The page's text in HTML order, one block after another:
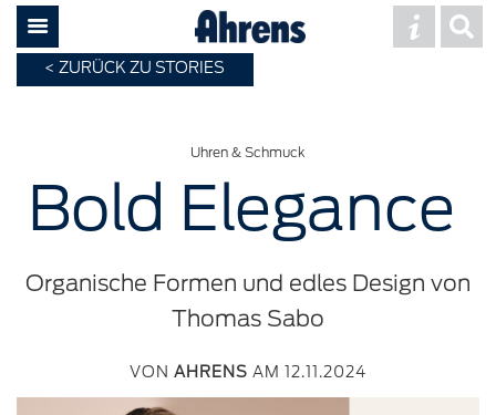
ZURÜCK ZU STORIES
Uhren & Schmuck
Bold Elegance
Organische Formen und edles Design von
Thomas Sabo
VONAHRENS AM 12.11.2024